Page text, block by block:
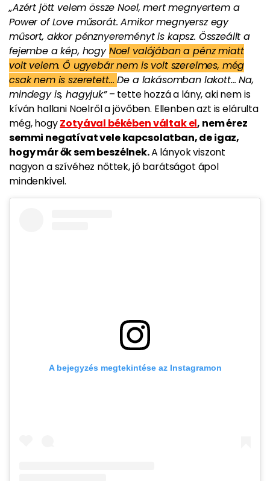
„Azért jött velem össze Noel, mert megnyertem a
Power of Love műsorát. Amikor megnyersz egy
műsort, akkor pénznyereményt is kapsz. Összeállt a
fejembe a kép, hogyNoel valójában a pénz miatt
volt velem. Ő ugyebár nem is volt szerelmes, még
csak nem is szeretett…De a lakásomban lakott… Na,
mindegy is, hagyjuk”– tette hozzá a lány, aki nem is
kíván hallani Noelről a jövőben. Ellenben azt is elárulta
még, hogyZotyával békében váltak el, nem érez
semmi negatívat vele kapcsolatban, de igaz,
hogy már ők sem beszélnek.A lányok viszont
nagyon a szívéhez nőttek, jó barátságot ápol
mindenkivel.
A bejegyzés megtekintése az Instagramon